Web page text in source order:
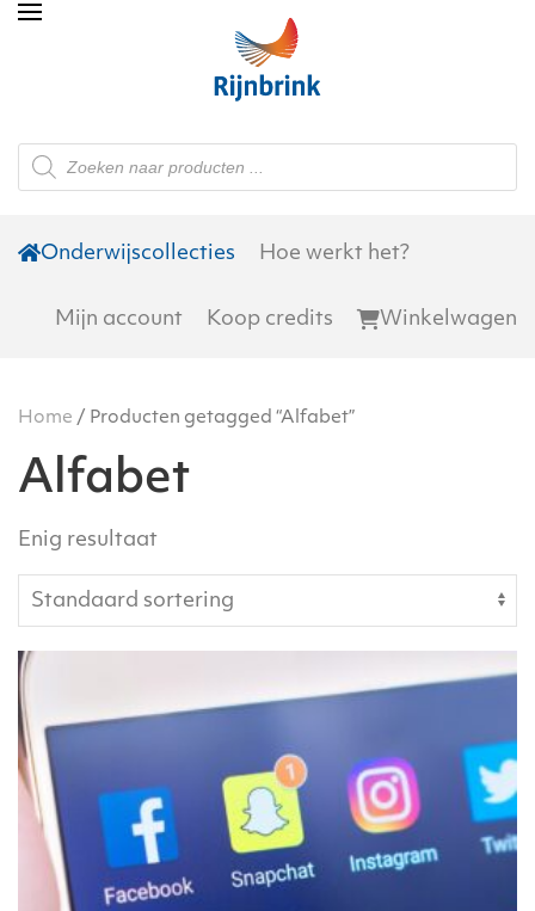
Skip to main content
Producten
zoeken
Onderwijscollecties Hoe werkt het?
Mijn account Koop credits Winkelwagen
Home / Producten getagged “Alfabet”
Alfabet
Enig resultaat